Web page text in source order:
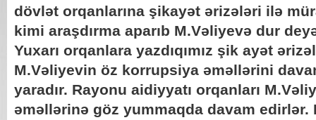
dövlət orqanlarına şikayət ərizələri ilə
kimi araşdırma aparıb M.Vəliyevə dur
Yuxarı orqanlara yazdıqımız şik ayət
M.Vəliyevin öz korrupsiya əməllərini
yaradır. Rayonu aidiyyatı orqanları
əməllərinə göz yummaqda davam edirlər.